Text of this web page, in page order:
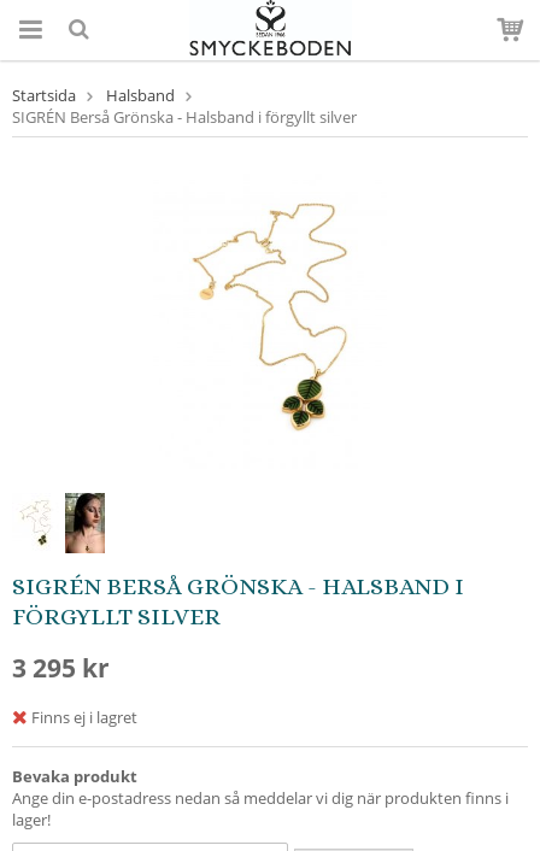
Startsida
Halsband
SIGRÉN Berså Grönska - Halsband i förgyllt silver
SIGRÉN BERSÅ GRÖNSKA - HALSBAND I
FÖRGYLLT SILVER
3 295 kr
Finns ej i lagret
Bevaka produkt
Ange din e-postadress nedan så meddelar vi dig när produkten finns i
lager!